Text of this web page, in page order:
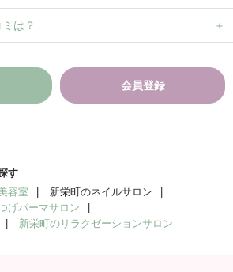
は？
会員登録
す
容室
新栄町のネイルサロン
げパーマサロン
新栄町のリラクゼーションサロン